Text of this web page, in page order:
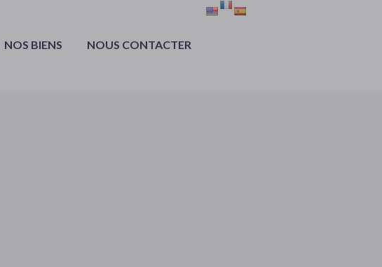
NOS BIENS NOUS CONTACTER